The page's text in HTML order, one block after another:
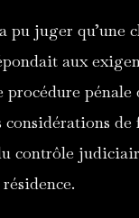
pu juger qu’une
aux
procédure pénale
considérations
contrôle